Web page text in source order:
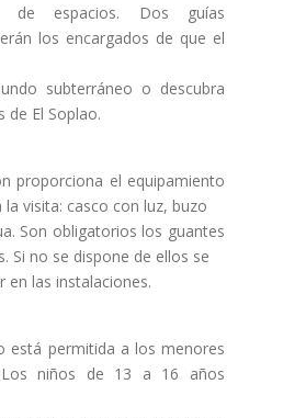
de espacios. Dos guías
los encargados de que el
subterráneo o descubra
de El Soplao.
proporciona el equipamiento
la visita: casco con luz, buzo
Son obligatorios los guantes
Si no se dispone de ellos se
en las instalaciones.
está permitida a los menores
niños de 13 a 16 años